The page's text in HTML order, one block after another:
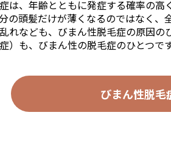
は、年齢とともに発症する確率の
の頭髪だけが薄くなるのではなく
れなども、びまん性脱毛症の原因の
）も、びまん性の脱毛症のひとつです
びまん性脱毛